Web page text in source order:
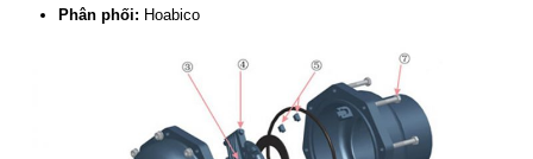
Phân phối: Hoabico